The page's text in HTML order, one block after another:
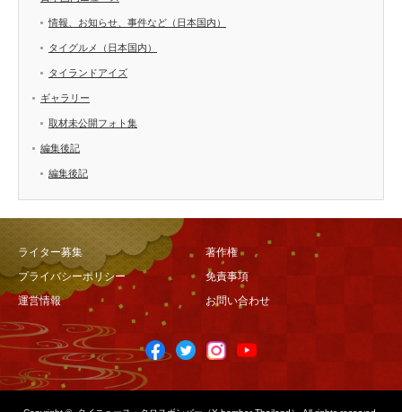
情報、お知らせ、事件など（日本国内）
タイグルメ（日本国内）
タイランドアイズ
ギャラリー
取材未公開フォト集
編集後記
編集後記
ライター募集
著作権
プライバシーポリシー
免責事項
運営情報
お問い合わせ